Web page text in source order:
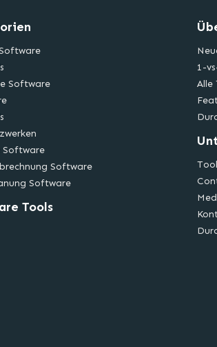
Software
Software
Software
Tools
1-
Alle